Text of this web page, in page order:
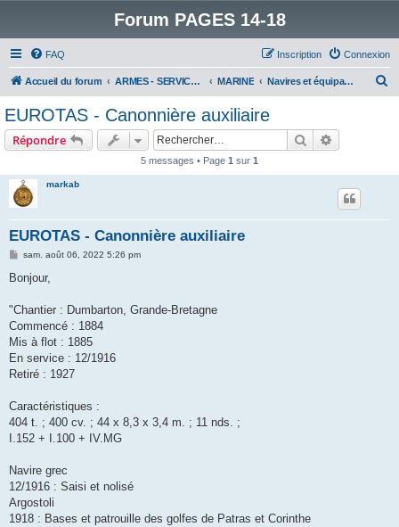
Forum PAGES 14-18
FAQ Connexion
Inscription
Accueil du forum ARMES - SERVICES - UNITES : historiques & discussions MARINE Navires et équipages
EUROTAS - Canonnière auxiliaire
Répondre Rechercher
5 messages • Page 1 sur 1
markab
EUROTAS - Canonnière auxiliaire
M
s
g
sam. août 06, 2022 5:26 pm
Bonjour,
"Chantier : Dumbarton, Grande-Bretagne
Commencé : 1884
Mis à flot : 1885
En service : 12/1916
Retiré : 1927
Caractéristiques :
404 t. ; 400 cv. ; 44 x 8,3 x 3,4 m. ; 11 nds. ;
I.152 + I.100 + IV.MG
Navire grec
12/1916 : Saisi et nolisé
Argostoli
1918 : Bases et patrouille des golfes de Patras et Corinthe